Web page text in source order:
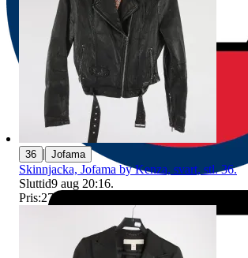
36 | Jofama
Skinnjacka, Jofama by Kenza, svart, stl. 36.
Sluttid9 aug 20:16.
Pris:27 kr